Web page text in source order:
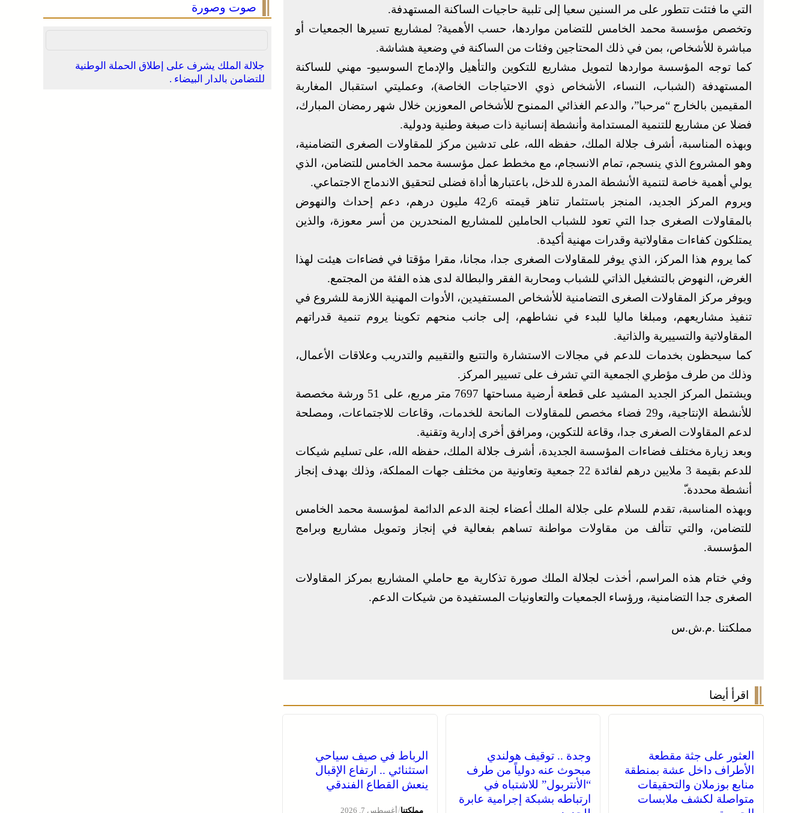
التي ما فتئت تتطور على مر السنين سعيا إلى تلبية حاجيات الساكنة المستهدفة.
وتخصص مؤسسة محمد الخامس للتضامن مواردها، حسب الأهمية? لمشاريع تسيرها الجمعيات أو
مباشرة للأشخاص، بمن في ذلك المحتاجين وفئات من الساكنة في وضعية هشاشة.
كما توجه المؤسسة مواردها لتمويل مشاريع للتكوين والتأهيل والإدماج السوسيو- مهني للساكنة
المستهدفة (الشباب، النساء، الأشخاص ذوي الاحتياجات الخاصة)، وعمليتي استقبال المغاربة
المقيمين بالخارج “مرحبا”، والدعم الغذائي الممنوح للأشخاص المعوزين خلال شهر رمضان المبارك،
فضلا عن مشاريع للتنمية المستدامة وأنشطة إنسانية ذات صبغة وطنية ودولية.
وبهذه المناسبة، أشرف جلالة الملك، حفظه الله، على تدشين مركز للمقاولات الصغرى التضامنية،
وهو المشروع الذي ينسجم، تمام الانسجام، مع مخطط عمل مؤسسة محمد الخامس للتضامن، الذي
يولي أهمية خاصة لتنمية الأنشطة المدرة للدخل، باعتبارها أداة فضلى لتحقيق الاندماج الاجتماعي.
ويروم المركز الجديد، المنجز باستثمار تناهز قيمته 6ر42 مليون درهم، دعم إحداث والنهوض
بالمقاولات الصغرى جدا التي تعود للشباب الحاملين للمشاريع المنحدرين من أسر معوزة، والذين
يمتلكون كفاءات مقاولاتية وقدرات مهنية أكيدة.
كما يروم هذا المركز، الذي يوفر للمقاولات الصغرى جدا، مجانا، مقرا مؤقتا في فضاءات هيئت لهذا
الغرض، النهوض بالتشغيل الذاتي للشباب ومحاربة الفقر والبطالة لدى هذه الفئة من المجتمع.
ويوفر مركز المقاولات الصغرى التضامنية للأشخاص المستفيدين، الأدوات المهنية اللازمة للشروع في
تنفيذ مشاريعهم، ومبلغا ماليا للبدء في نشاطهم، إلى جانب منحهم تكوينا يروم تنمية قدراتهم
المقاولاتية والتسييرية والذاتية.
كما سيحظون بخدمات للدعم في مجالات الاستشارة والتتبع والتقييم والتدريب وعلاقات الأعمال،
وذلك من طرف مؤطري الجمعية التي تشرف على تسيير المركز.
ويشتمل المركز الجديد المشيد على قطعة أرضية مساحتها 7697 متر مربع، على 51 ورشة مخصصة
للأنشطة الإنتاجية، و29 فضاء مخصص للمقاولات المانحة للخدمات، وقاعات للاجتماعات، ومصلحة
لدعم المقاولات الصغرى جدا، وقاعة للتكوين، ومرافق أخرى إدارية وتقنية.
وبعد زيارة مختلف فضاءات المؤسسة الجديدة، أشرف جلالة الملك، حفظه الله، على تسليم شيكات
للدعم بقيمة 3 ملايين درهم لفائدة 22 جمعية وتعاونية من مختلف جهات المملكة، وذلك بهدف إنجاز
أنشطة محددة.ّ
وبهذه المناسبة، تقدم للسلام على جلالة الملك أعضاء لجنة الدعم الدائمة لمؤسسة محمد الخامس
للتضامن، والتي تتألف من مقاولات مواطنة تساهم بفعالية في إنجاز وتمويل مشاريع وبرامج
المؤسسة.
وفي ختام هذه المراسم، أخذت لجلالة الملك صورة تذكارية مع حاملي المشاريع بمركز المقاولات
الصغرى جدا التضامنية، ورؤساء الجمعيات والتعاونيات المستفيدة من شيكات الدعم.
مملكتنا .م.ش.س
اقرأ أيضا
العثور على جثة مقطعة
الأطراف داخل عشة بمنطقة
منابع بوزملان والتحقيقات
متواصلة لكشف ملابسات
وجدة .. توقيف هولندي
مبحوث عنه دولياً من طرف
“الأنتربول” للاشتباه في
ارتباطه بشبكة إجرامية عابرة
الرباط في صيف سياحي
استثنائي .. ارتفاع الإقبال
ينعش القطاع الفندقي
مملكتنا/ أغسطس 7, 2026
صوت وصورة
جلالة الملك يشرف على إطلاق الحملة الوطنية
للتضامن بالدار البيضاء .